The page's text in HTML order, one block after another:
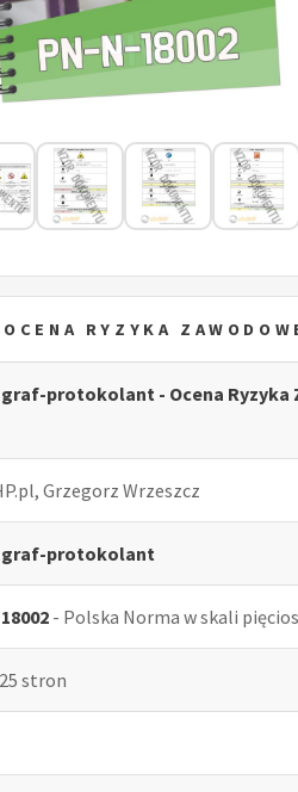
RYZYKA
protokolant - Ocena Ryzyka
Grzegorz Wrzeszcz
protokolant
- Polska Norma w skali
stron